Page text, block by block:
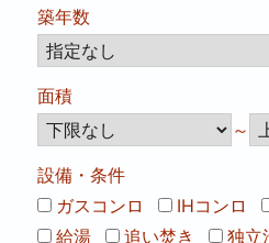
築年数
面積
～
設備・条件
ガスコンロ
IHコンロ
給湯
追い焚き 独立